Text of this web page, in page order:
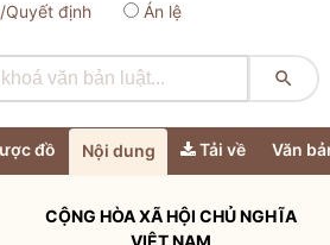
Quyết định Án lệ

đồ Nội dung Tải về Văn
CỘNG HÒA XÃ HỘI CHỦ NGHĨA
VIỆT NAM